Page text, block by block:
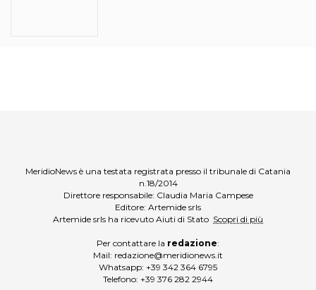
MeridioNews è una testata registrata presso il tribunale di Catania
n.18/2014
Direttore responsabile: Claudia Maria Campese
Editore: Artemide srls
Artemide srls ha ricevuto Aiuti di Stato Scopri di più
Per contattare la redazione:
Mail: redazione@meridionews.it
Whatsapp: +39 342 364 6795
Telefono: +39 376 282 2944